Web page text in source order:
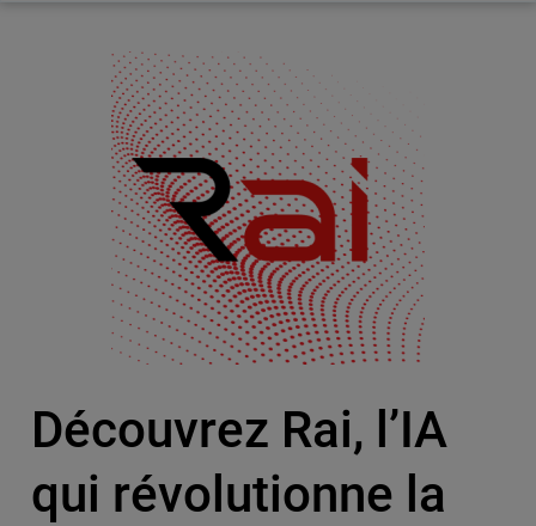
Découvrez Rai, l’IA
qui révolutionne la